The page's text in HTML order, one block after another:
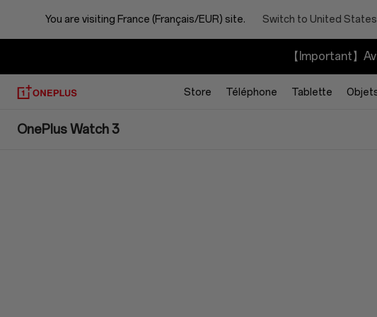
You are visiting France (Français/EUR) site. Switch to United
【Important】
Store Téléphone Tablette
OnePlus
OnePlus Watch 3